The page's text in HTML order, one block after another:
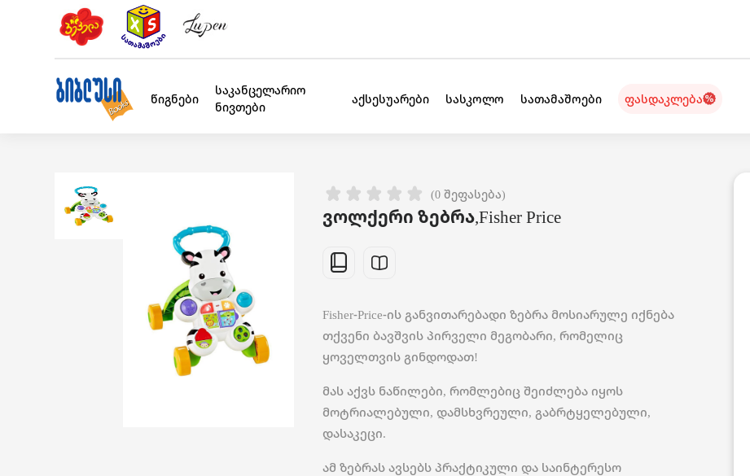
წიგნები
საკანცელარიო
ნივთები
აქსესუარები სასკოლო სათამაშოები ფასდაკლება
(0 შეფასება)
ვოლქერი ზებრა,Fisher Price
Fisher-Price-ის განვითარებადი ზებრა მოსიარულე იქნება
თქვენი ბავშვის პირველი მეგობარი, რომელიც
ყოველთვის გინდოდათ!
მას აქვს ნაწილები, რომლებიც შეიძლება იყოს
მოტრიალებული, დამსხვრეული, გაბრტყელებული,
დასაკეცი.
ამ ზებრას ავსებს პრაქტიკული და საინტერესო